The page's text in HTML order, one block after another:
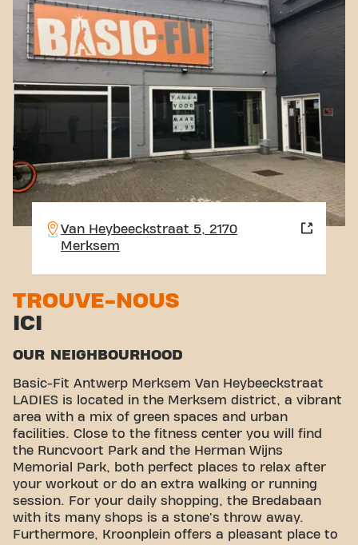
Van Heybeeckstraat 5, 2170
Merksem
TROUVE-NOUS
ICI
OUR NEIGHBOURHOOD
Basic-Fit Antwerp Merksem Van Heybeeckstraat
LADIES is located in the Merksem district, a vibrant
area with a mix of green spaces and urban
facilities. Close to the fitness center you will find
the Runcvoort Park and the Herman Wijns
Memorial Park, both perfect places to relax after
your workout or do an extra walking or running
session. For your daily shopping, the Bredabaan
with its many shops is a stone's throw away.
Furthermore, Kroonplein offers a pleasant place to